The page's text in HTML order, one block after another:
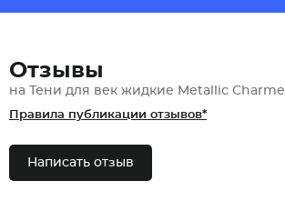
Отзывы
на Тени для век жидкие Metallic Charme
Правила публикации отзывов*
Написать отзыв